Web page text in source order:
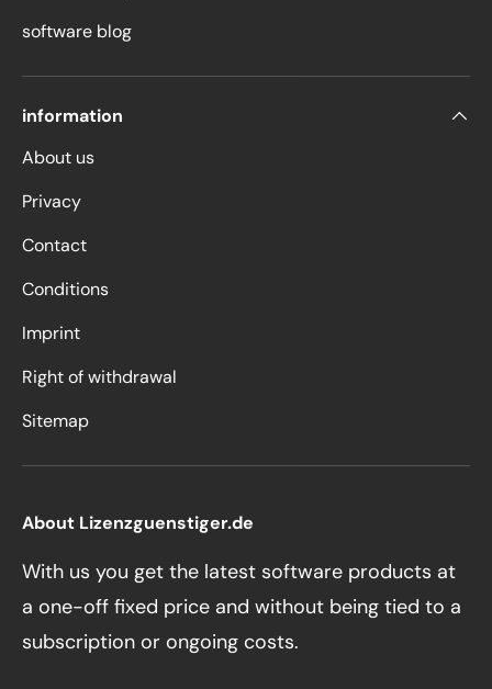
software blog
information
About us
Privacy
Contact
Conditions
Imprint
Right of withdrawal
Sitemap
About Lizenzguenstiger.de
With us you get the latest software products at
a one-off fixed price and without being tied to a
subscription or ongoing costs.